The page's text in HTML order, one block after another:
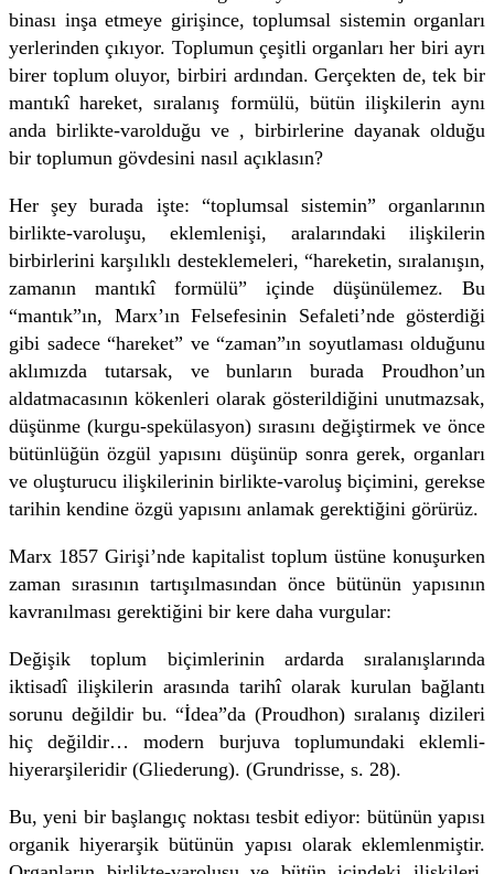
binası inşa etmeye girişince, toplumsal sistemin organları
yerlerinden çıkıyor. Toplumun çeşitli organları her biri ayrı
birer toplum oluyor, birbiri ardından. Gerçekten de, tek bir
mantıkî hareket, sıralanış formülü, bütün ilişkilerin aynı
anda birlikte-varolduğu ve , birbirlerine dayanak olduğu
bir toplumun gövdesini nasıl açıklasın?
Her şey burada işte: “toplumsal sistemin” organlarının
birlikte-varoluşu, eklemlenişi, aralarındaki ilişkilerin
birbirlerini karşılıklı desteklemeleri, “hareketin, sıralanışın,
zamanın mantıkî formülü” içinde düşünülemez. Bu
“mantık”ın, Marx’ın Felsefesinin Sefaleti’nde gösterdiği
gibi sadece “hareket” ve “zaman”ın soyutlaması olduğunu
aklımızda tutarsak, ve bunların burada Proudhon’un
aldatmacasının kökenleri olarak gösterildiğini unutmazsak,
düşünme (kurgu-spekü­lasyon) sırasını değiştirmek ve önce
bütünlüğün özgül yapısını düşünüp sonra gerek, organları
ve oluşturucu ilişkilerinin birlikte-var­oluş biçimini, gerekse
tarihin kendine özgü yapısını anlamak gerek­tiğini görürüz.
Marx 1857 Girişi’nde kapitalist toplum üstüne konuşurken
zaman sırasının tartışılmasından önce bütünün yapısının
kavranılması gerektiğini bir kere daha vurgular:
Değişik toplum biçimlerinin ardarda sıralanışlarında
iktisadî ilişkilerin arasında tarihî olarak kurulan bağlantı
sorunu değildir bu. “İdea”da (Proudhon) sıralanış dizileri
hiç değildir… modern burjuva toplumundaki eklemli-
hiyerarşileridir (Gliederung). (Grundrisse, s. 28).
Bu, yeni bir başlangıç noktası tesbit ediyor: bütünün yapısı
organik hiyerarşik bütünün yapısı olarak eklemlenmiştir.